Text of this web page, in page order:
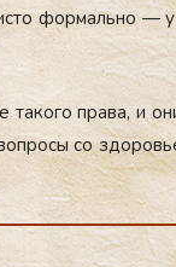
фор­маль­но —
пра­ва, и
со